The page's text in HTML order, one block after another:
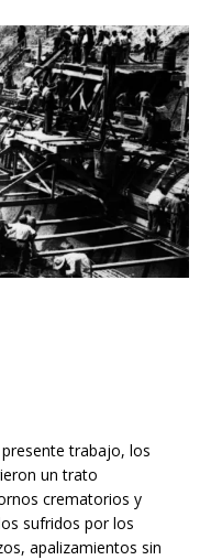
trabajo, los
un trato
crematorios y
sufridos por los
apalizamientos sin